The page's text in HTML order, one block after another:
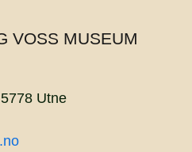
VOSS MUSEUM
Utne